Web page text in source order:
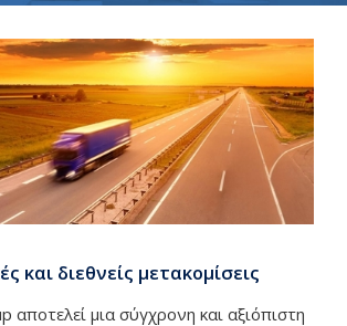
και διεθνείς μετακομίσεις
αποτελεί μια σύγχρονη και αξιόπιστη